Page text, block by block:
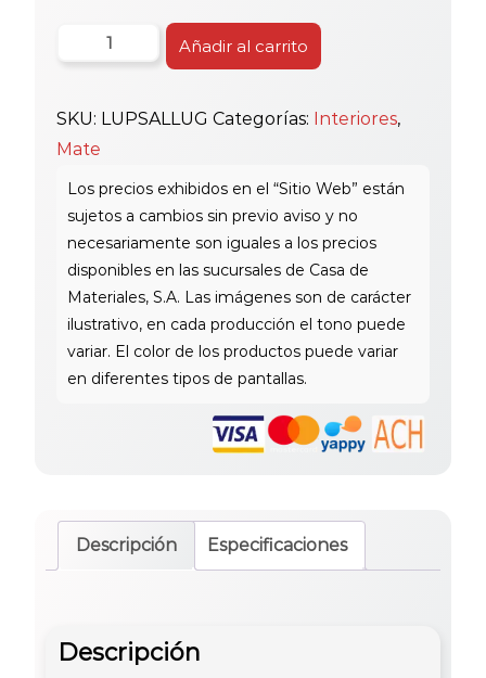
Lume
Allure
Gris
cantidad
Añadir al carrito
SKU: LUPSALLUG Categorías: Interiores,
Mate
Descripción Especificaciones
Descripción